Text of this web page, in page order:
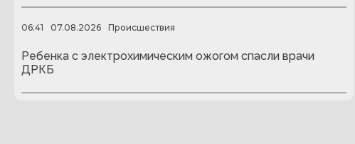
06:41 07.08.2026 Происшествия
Ребенка с электрохимическим ожогом спасли врачи
ДРКБ